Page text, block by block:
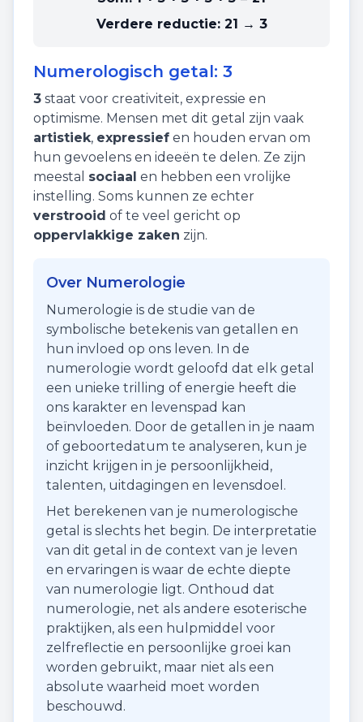
Verdere reductie: 21 → 3
Numerologisch getal: 3
3 staat voor creativiteit, expressie en
optimisme. Mensen met dit getal zijn vaak
artistiek, expressief en houden ervan om
hun gevoelens en ideeën te delen. Ze zijn
meestal sociaal en hebben een vrolijke
instelling. Soms kunnen ze echter
verstrooid of te veel gericht op
oppervlakkige zaken zijn.
Over Numerologie
Numerologie is de studie van de
symbolische betekenis van getallen en
hun invloed op ons leven. In de
numerologie wordt geloofd dat elk getal
een unieke trilling of energie heeft die
ons karakter en levenspad kan
beïnvloeden. Door de getallen in je naam
of geboortedatum te analyseren, kun je
inzicht krijgen in je persoonlijkheid,
talenten, uitdagingen en levensdoel.
Het berekenen van je numerologische
getal is slechts het begin. De interpretatie
van dit getal in de context van je leven
en ervaringen is waar de echte diepte
van numerologie ligt. Onthoud dat
numerologie, net als andere esoterische
praktijken, als een hulpmiddel voor
zelfreflectie en persoonlijke groei kan
worden gebruikt, maar niet als een
absolute waarheid moet worden
beschouwd.